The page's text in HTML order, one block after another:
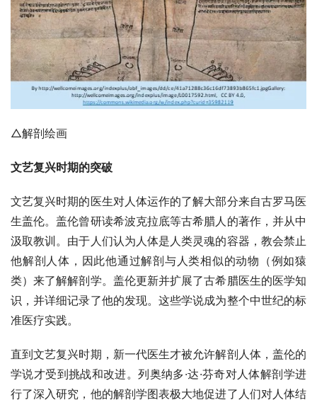
△解剖绘画
文艺复兴时期的突破
文艺复兴时期的医生对人体运作的了解大部分来自古罗马医
生盖伦。盖伦曾研读希波克拉底等古希腊人的著作，并从中
汲取教训。由于人们认为人体是人类灵魂的容器，教会禁止
他解剖人体，因此他通过解剖与人类相似的动物（例如猿
类）来了解解剖学。盖伦更新并扩展了古希腊医生的医学知
识，并详细记录了他的发现。这些学说成为整个中世纪的标
准医疗实践。
直到文艺复兴时期，新一代医生才被允许解剖人体，盖伦的
学说才受到挑战和改进。列奥纳多·达·芬奇对人体解剖学进
行了深入研究，他的解剖学图表极大地促进了人们对人体结